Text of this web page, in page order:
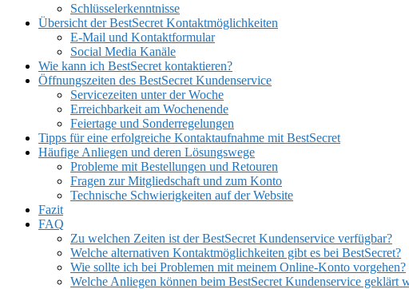
Schlüsselerkenntnisse
Übersicht der BestSecret Kontaktmöglichkeiten
E-Mail und Kontaktformular
Social Media Kanäle
Wie kann ich BestSecret kontaktieren?
Öffnungszeiten des BestSecret Kundenservice
Servicezeiten unter der Woche
Erreichbarkeit am Wochenende
Feiertage und Sonderregelungen
Tipps für eine erfolgreiche Kontaktaufnahme mit BestSecret
Häufige Anliegen und deren Lösungswege
Probleme mit Bestellungen und Retouren
Fragen zur Mitgliedschaft und zum Konto
Technische Schwierigkeiten auf der Website
Fazit
FAQ
Zu welchen Zeiten ist der BestSecret Kundenservice verfügbar?
Welche alternativen Kontaktmöglichkeiten gibt es bei BestSecret?
Wie sollte ich bei Problemen mit meinem Online-Konto vorgehen?
Welche Anliegen können beim BestSecret Kundenservice geklärt